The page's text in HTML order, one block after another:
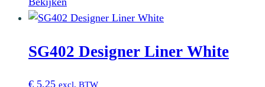
SG402 Designer Liner White
€ 5,25 excl. BTW